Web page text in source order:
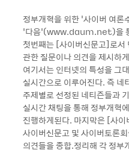
정부개혁을 위한 ‘사이버 여론
‘다음’(www.daum.net)을
첫번째는 [사이버신문고]로서
관한 질문이나 의견을 제시하
여기서는 인터넷의 특성을 그
실시간으로 이루어진다. 즉 네
주제별로 선정된 네티즌들과
실시간 채팅을 통해 정부개혁
진행하게된다. 마지막은 [사
사이버신문고 및 사이버토론
의견들을 종합.정리해 각 정부